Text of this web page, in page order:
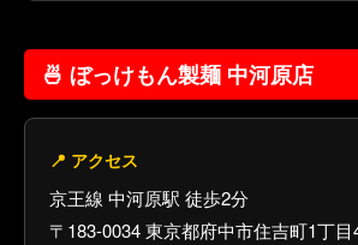
🍜 ぼっけもん製麺 中河原店
📍 アクセス
京王線 中河原駅 徒歩2分
〒183-0034 東京都府中市住吉町1丁目